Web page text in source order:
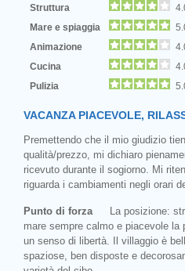
Struttura
Mare e spiaggia
Animazione
Cucina
Pulizia
VACANZA PIACEVOLE,
Premettendo che il mio giudizio
qualità/prezzo, mi dichiaro
ricevuto durante il sogiorno. Mi
riguarda i cambiamenti negli orari
Punto di forza
La posizione:
mare sempre calmo e piacevole
un senso di libertà. Il villaggio è
spaziose, ben disposte e